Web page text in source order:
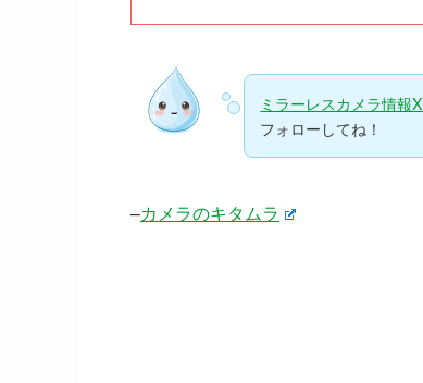
ミラーレスカメラ情報X
フォローしてね！
–カメラのキタムラ